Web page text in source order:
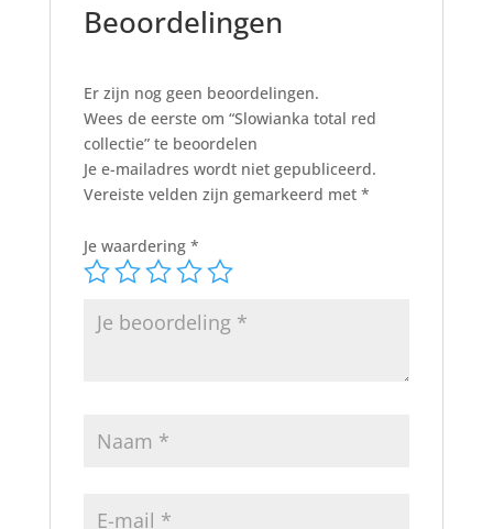
Beoordelingen
Er zijn nog geen beoordelingen.
Wees de eerste om “Slowianka total red
collectie” te beoordelen
Je e-mailadres wordt niet gepubliceerd.
Vereiste velden zijn gemarkeerd met *
Je waardering *